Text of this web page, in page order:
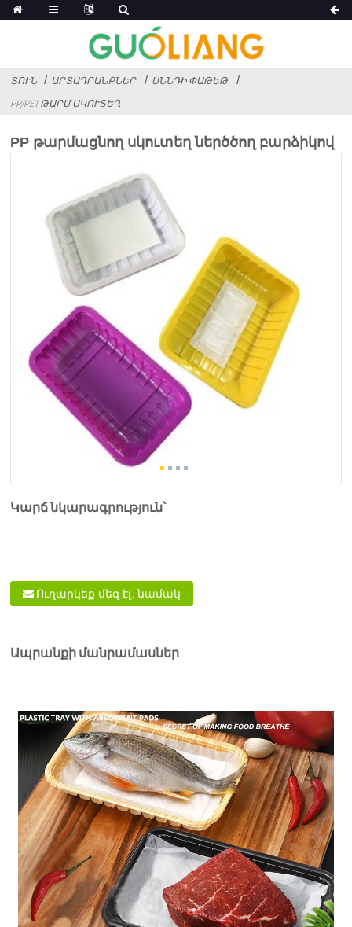
ՏՈՒՆ ԱՐՏԱԴՐԱՆՔՆԵՐ
ՍՆՆԴԻ ՓԱԹԵԹ
PP/PET ԹԱՐՄ ՍԿՈՒՏԵՂ
PP թարմացնող սկուտեղ ներծծող բարձիկով
Կարճ նկարագրություն՝
Ուղարկեք մեզ էլ. նամակ
Ապրանքի մանրամասներ